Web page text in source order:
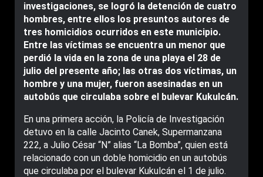
investigaciones, se logró la detención de cuatro
hombres, entre ellos los presuntos autores de
tres homicidios ocurridos en este municipio.
Entre las víctimas se encuentra un menor que
perdió la vida en la zona de una playa el 28 de
julio del presente año; las otras dos víctimas, un
hombre y una mujer, fueron asesinadas en un
autobús que circulaba sobre el bulevar Kukulcán.
En una primera acción, la Policía de Investigación
detuvo en la calle Jacinto Canek, Supermanzana
222, a Julio César “N” alias “La Bomba”, quien está
relacionado con un doble homicidio en un autobús
que circulaba por el bulevar Kukulcán el 1 de julio.